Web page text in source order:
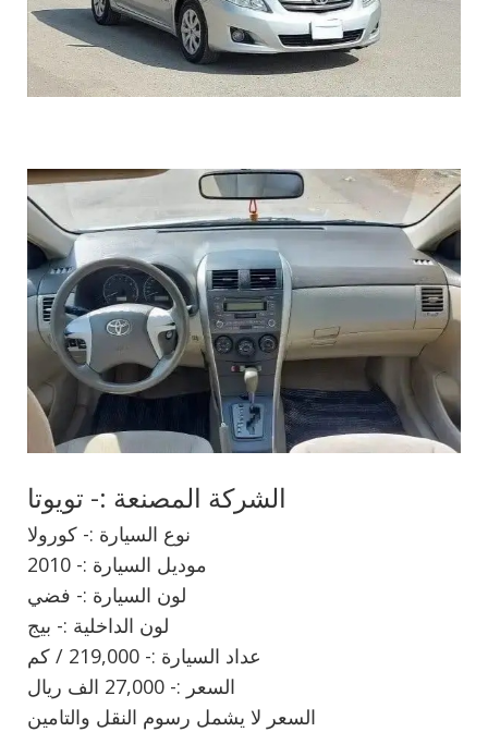
الشركة المصنعة :- تويوتا
نوع السيارة :- كورولا
موديل السيارة :- 2010
لون الداخلية :- بيج
عداد السيارة :- 219,000 / كم
السعر :- 27,000 الف ريال
السعر لا يشمل رسوم النقل والتامين